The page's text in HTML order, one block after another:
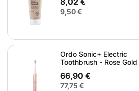
9,50 €
Ordo Sonic+ Electric
Toothbrush - Rose Gold
66,90 €
77,75 €